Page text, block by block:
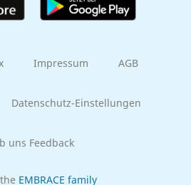
Impressum AGB
Datenschutz-Einstellungen
uns Feedback
EMBRACE family